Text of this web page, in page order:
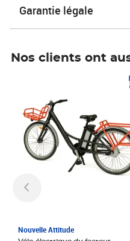
Garantie légale
Nos clients ont
Nouvelle Attitude